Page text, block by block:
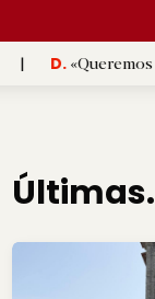
estabilizar o
Últimas.